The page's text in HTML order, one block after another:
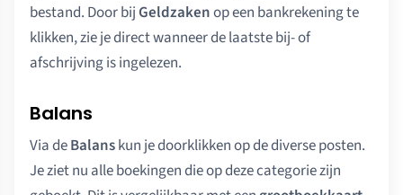
bestand. Door bijGeldzakenop een bankrekening te
klikken, zie je direct wanneer de laatste bij- of
afschrijving is ingelezen.
Balans
Via deBalanskun je doorklikken op de diverse posten.
Je ziet nu alle boekingen die op deze categorie zijn